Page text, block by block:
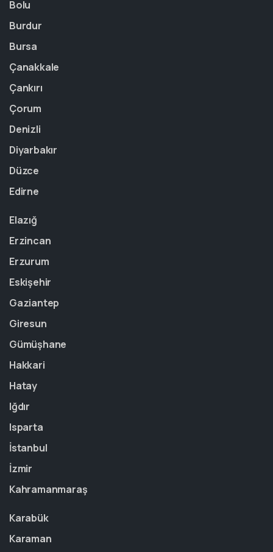
Bolu
Burdur
Bursa
Çanakkale
Çankırı
Çorum
Denizli
Diyarbakır
Düzce
Edirne
Elazığ
Erzincan
Erzurum
Eskişehir
Gaziantep
Giresun
Gümüşhane
Hakkari
Hatay
Iğdır
Isparta
İstanbul
İzmir
Kahramanmaraş
Karabük
Karaman